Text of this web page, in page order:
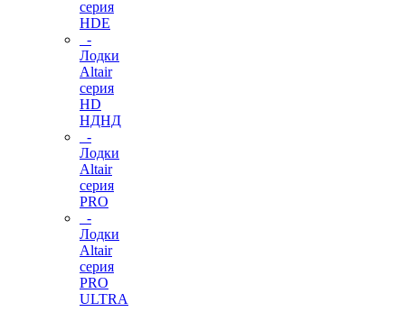
серия
HDE
-
Лодки
Altair
серия
HD
НДНД
-
Лодки
Altair
серия
PRO
-
Лодки
Altair
серия
PRO
ULTRA